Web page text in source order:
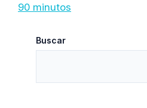
90 minutos
Buscar